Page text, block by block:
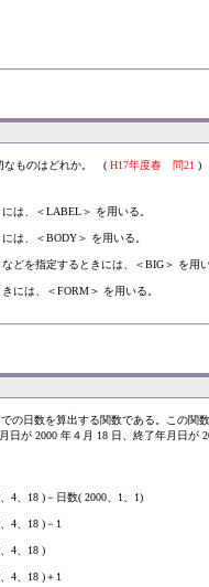
なものはどれか。 ( H17年度春 問21 )
は、＜LABEL＞ を用いる。
は、＜BODY＞ を用いる。
どを指定するときには、＜BIG＞ を用
には、＜FORM＞ を用いる。
の日数を算出する関数である。この
日が 2000 年４月 18 日、終了年月日が
4、18 )－日数( 2000、1、1)
4、18 )－1
4、18 )
4、18 )＋1